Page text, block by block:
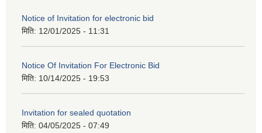
Notice of Invitation for electronic bid
मिति: 12/01/2025 - 11:31
Notice Of Invitation For Electronic Bid
मिति: 10/14/2025 - 19:53
Invitation for sealed quotation
मिति: 04/05/2025 - 07:49